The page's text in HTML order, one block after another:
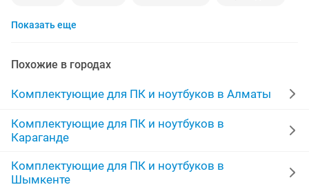
видеокарта
ноутбуки новые macbook pro vga адаптер
жесткий диск 2 gb intel ноутбуки караганда
Показать еще
Похожие в городах
Комплектующие для ПК и ноутбуков в Алматы
Комплектующие для ПК и ноутбуков в
Караганде
Комплектующие для ПК и ноутбуков в
Шымкенте